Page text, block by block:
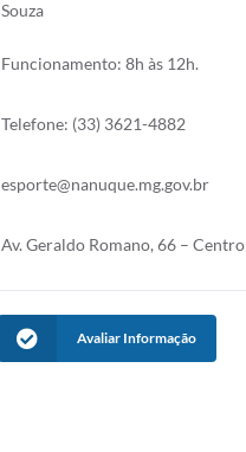
Souza
Funcionamento: 8h às 12h.
Telefone: (33) 3621-4882
esporte@nanuque.mg.gov.br
Av. Geraldo Romano, 66 – Centro
Avaliar Informação